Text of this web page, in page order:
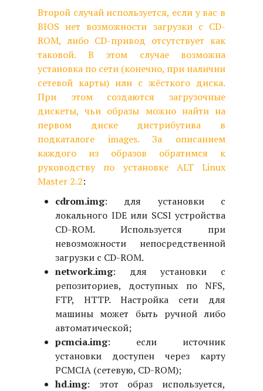
Второй случай используется, если у вас в
BIOS нет возможности загрузки с CD-
ROM, либо CD-привод отсутствует как
таковой. В этом случае возможна
установка по сети (конечно, при наличии
сетевой карты) или с жёсткого диска.
При этом создаются загрузочные
дискеты, чьи образы можно найти на
первом диске дистрибутива в
подкаталоге images. За описанием
каждого из образов обратимся к
руководству по установке ALT Linux
Master 2.2:
cdrom.img: для установки с
локального IDE или SCSI устройства
CD-ROM. Используется при
невозможности непосредственной
загрузки с CD-ROM.
network.img: для установки с
репозиториев, доступных по NFS,
FTP, HTTP. Настройка сети для
машины может быть ручной либо
автоматической;
pcmcia.img: если источник
установки доступен через карту
PCMCIA (сетевую, CD-ROM);
hd.img: этот образ используется,